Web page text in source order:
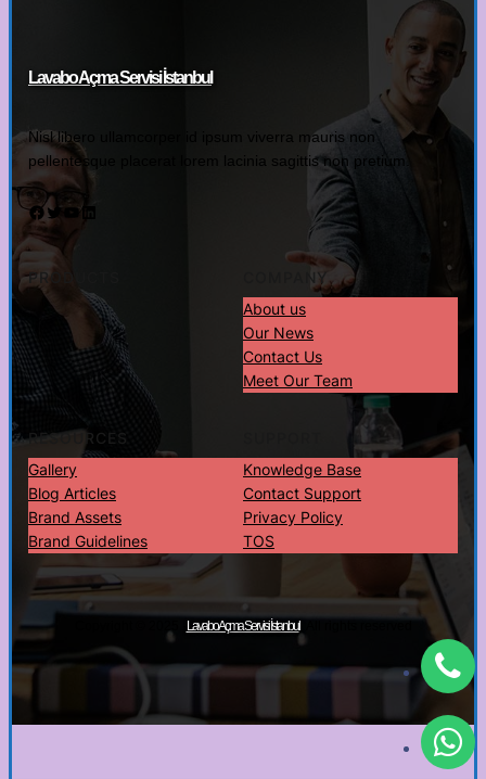
Lavabo Açma Servisi İstanbul
Nisl libero ullamcorper id ipsum viverra mauris non
pellentesque placerat lorem lacinia sagittis non pretium.
Facebook Twitter YouTube LinkedIn
PRODUCTS
COMPANY
About us
Our News
Contact Us
Meet Our Team
RESOURCES
Gallery
Blog Articles
Brand Assets
Brand Guidelines
Knowledge Base
Contact Support
Privacy Policy
TOS
Lavabo Açma Servisi İstanbul· All rights reserved